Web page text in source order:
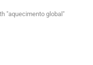
"aquecimento global"